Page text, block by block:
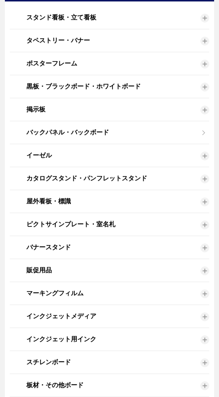
スタンド看板・立て看板
タペストリー・バナー
ポスターフレーム
黒板・ブラックボード・ホワイトボード
掲示板
バックパネル・バックボード
イーゼル
カタログスタンド・パンフレットスタンド
屋外看板・標識
ピクトサインプレート・室名札
バナースタンド
販促用品
マーキングフィルム
インクジェットメディア
インクジェット用インク
スチレンボード
板材・その他ボード